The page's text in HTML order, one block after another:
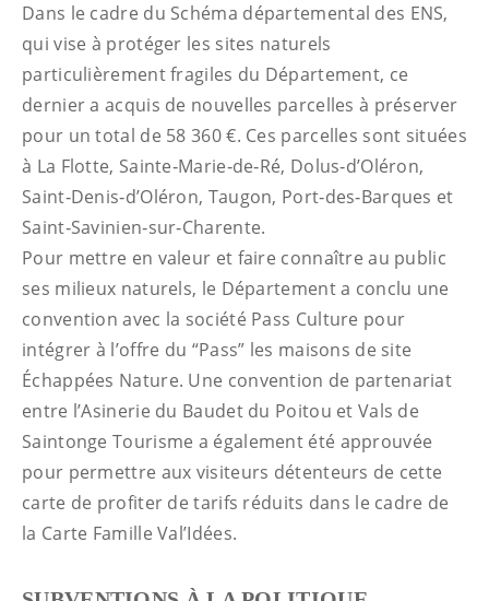
Dans le cadre du Schéma départemental des ENS,
qui vise à protéger les sites naturels
particulièrement fragiles du Département, ce
dernier a acquis de nouvelles parcelles à préserver
pour un total de 58 360 €. Ces parcelles sont situées
à La Flotte, Sainte‑Marie‑de‑Ré, Dolus‑d’Oléron,
Saint‑Denis‑d’Oléron, Taugon, Port‑des‑Barques et
Saint‑Savinien‑sur‑Charente.
Pour mettre en valeur et faire connaître au public
ses milieux naturels, le Département a conclu une
convention avec la société Pass Culture pour
intégrer à l’offre du “Pass” les maisons de site
Échappées Nature. Une convention de partenariat
entre l’Asinerie du Baudet du Poitou et Vals de
Saintonge Tourisme a également été approuvée
pour permettre aux visiteurs détenteurs de cette
carte de profiter de tarifs réduits dans le cadre de
la Carte Famille Val’Idées.